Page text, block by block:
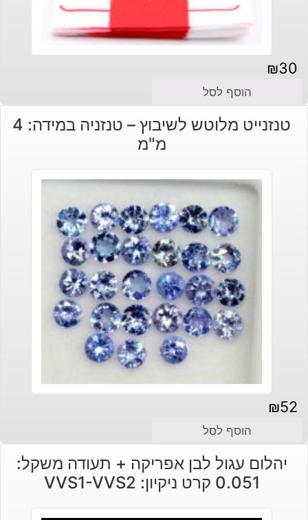
₪30
הוסף לסל
טנזנייט מלוטש לשיבוץ – טנזניה במידה: 4
מ"מ
₪52
הוסף לסל
יהלום עגול לבן אפריקה + תעודה משקל:
0.051 קרט ניקיון: VVS1-VVS2